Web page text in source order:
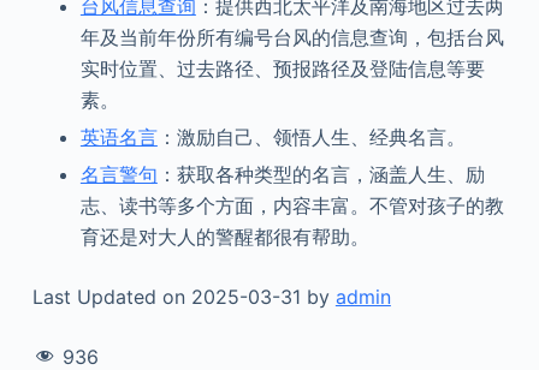
台风信息查询 ：提供西北太平洋及南海地区过去两
年及当前年份所有编号台风的信息查询，包括台风
实时位置、过去路径、预报路径及登陆信息等要
素。
英语名言：激励自己、领悟人生、经典名言。
名言警句 ：获取各种类型的名言，涵盖人生、励
志、读书等多个方面，内容丰富。不管对孩子的教
育还是对大人的警醒都很有帮助。
Last Updated on 2025-03-31 by admin
936